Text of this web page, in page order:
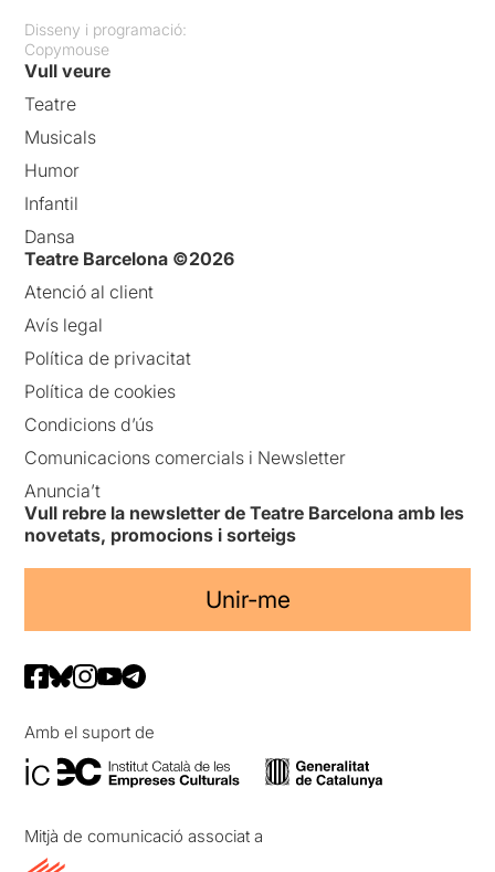
Disseny i programació:
Copymouse
Vull veure
Teatre
Musicals
Humor
Infantil
Dansa
Teatre Barcelona ©2026
Atenció al client
Avís legal
Política de privacitat
Política de cookies
Condicions d’ús
Comunicacions comercials i Newsletter
Anuncia’t
Vull rebre la newsletter de Teatre Barcelona amb les
novetats, promocions i sorteigs
Unir-me
Amb el suport de
Mitjà de comunicació associat a